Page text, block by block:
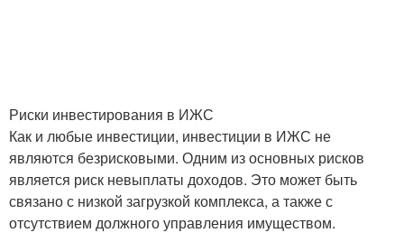
Риски инвестирования в ИЖС
Как и любые инвестиции, инвестиции в ИЖС не
являются безрисковыми. Одним из основных рисков
является риск невыплаты доходов. Это может быть
связано с низкой загрузкой комплекса, а также с
отсутствием должного управления имуществом.